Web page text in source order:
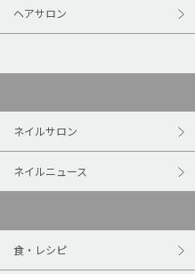
ヘアサロン
ネイルサロン
ネイルニュース
食・レシピ